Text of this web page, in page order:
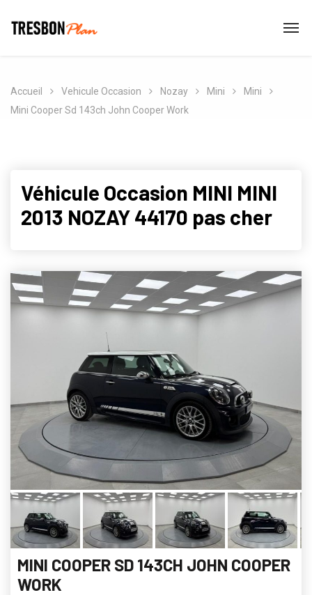
Accueil Vehicule Occasion Nozay Mini
Mini
Mini Cooper Sd 143ch John Cooper Work
Véhicule Occasion MINI MINI
2013 NOZAY 44170 pas cher
MINI COOPER SD 143CH JOHN COOPER
WORK